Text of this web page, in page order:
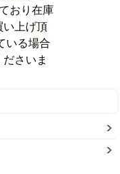
おり在庫
い上げ頂
いる場合
さいま